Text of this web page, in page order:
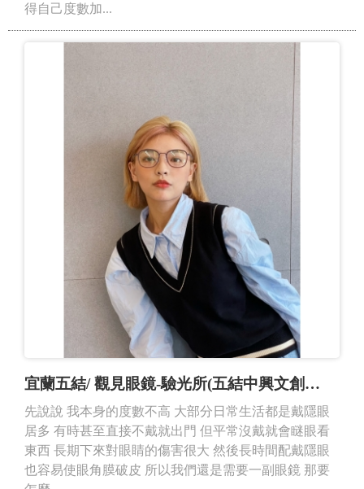
得自己度數加...
宜蘭五結/ 觀見眼鏡-驗光所(五結中興文創店）
先說說 我本身的度數不高 大部分日常生活都是戴隱眼
居多 有時甚至直接不戴就出門 但平常沒戴就會瞇眼看
東西 長期下來對眼睛的傷害很大 然後長時間配戴隱眼
也容易使眼角膜破皮 所以我們還是需要一副眼鏡 那要